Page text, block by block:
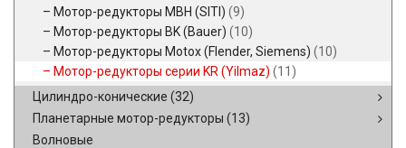
Мотор-редукторы MBH (SITI) (9)
Мотор-редукторы BK (Bauer) (10)
Мотор-редукторы Motox (Flender, Siemens) (10)
Мотор-редукторы серии KR (Yilmaz) (11)
Цилиндро-конические (32)
Планетарные мотор-редукторы (13)
Волновые